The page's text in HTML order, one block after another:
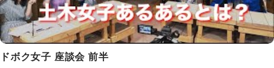
ドボク女子 座談会 前半